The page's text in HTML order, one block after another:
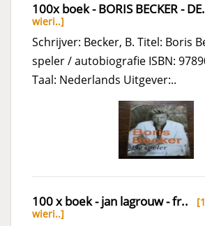
100x boek - BORIS BECKER -
wieri..]
Schrijver: Becker, B. Titel: Boris
speler / autobiografie ISBN:
Taal: Nederlands Uitgever:..
100 x boek - jan lagrouw - fr..
wieri..]